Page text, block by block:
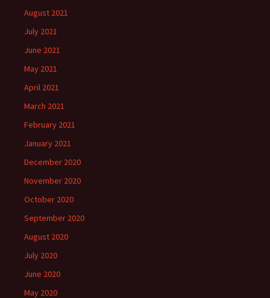
August 2021
July 2021
June 2021
May 2021
April 2021
March 2021
February 2021
January 2021
December 2020
November 2020
October 2020
September 2020
August 2020
July 2020
June 2020
May 2020